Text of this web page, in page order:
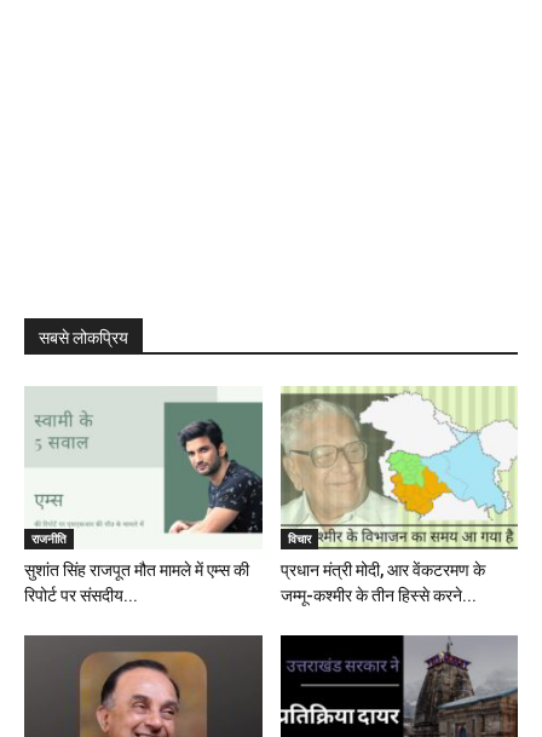
सबसे लोकप्रिय
राजनीति
सुशांत सिंह राजपूत मौत मामले में एम्स की
रिपोर्ट पर संसदीय...
विचार
प्रधान मंत्री मोदी, आर वेंकटरमण के
जम्मू-कश्मीर के तीन हिस्से करने...